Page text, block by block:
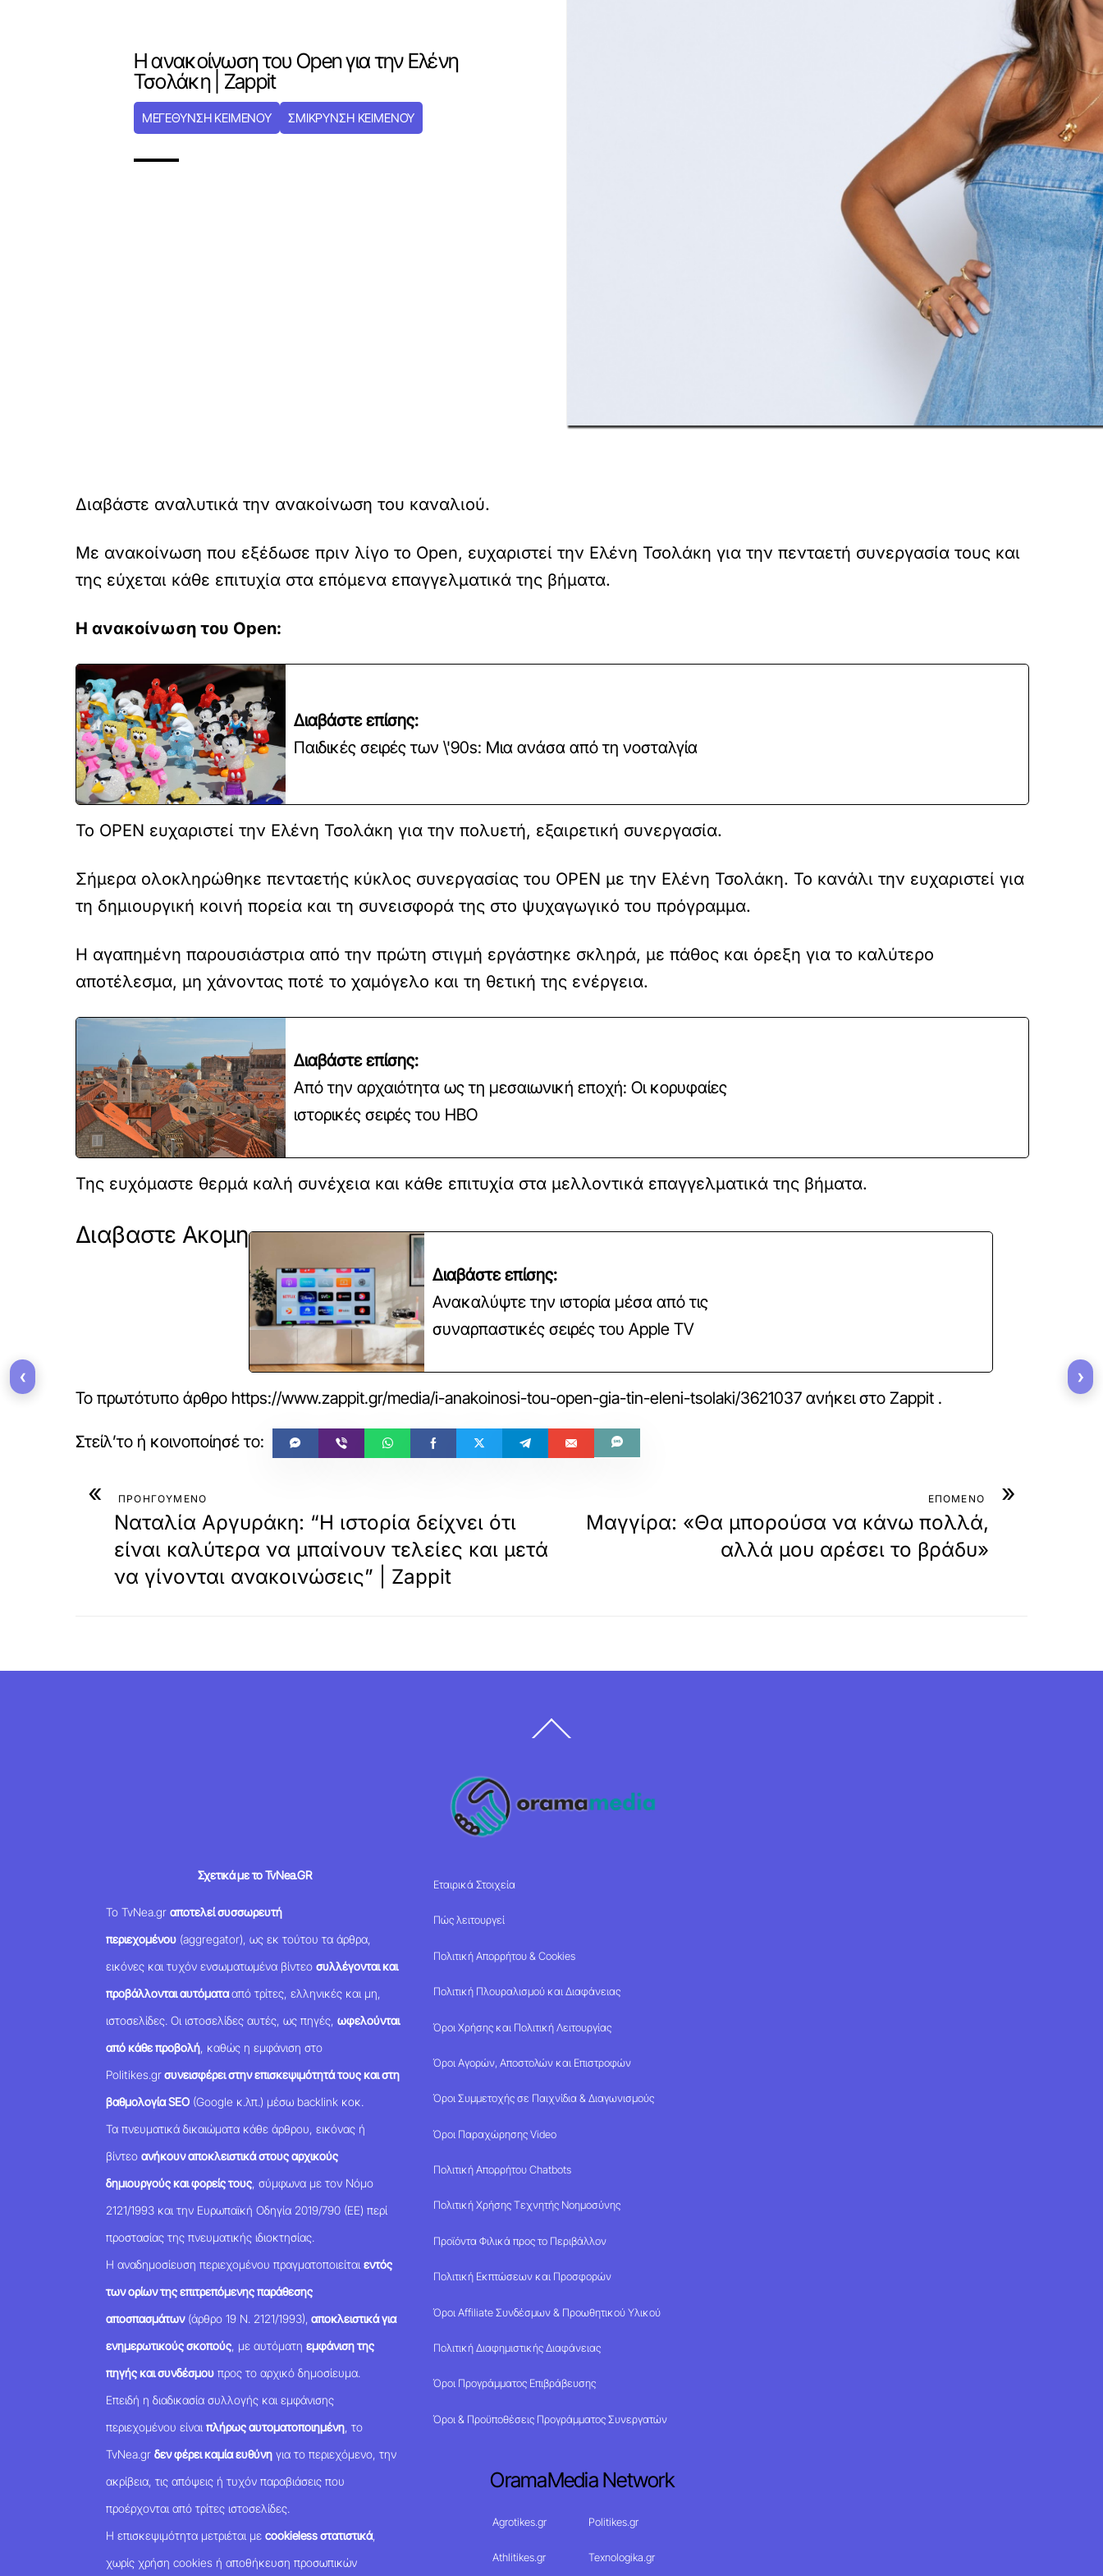
Η ανακοίνωση του Open για την Ελένη
Τσολάκη | Zappit
ΜΕΓΕΘΥΝΣΗ ΚΕΙΜΕΝΟΥ ΣΜΙΚΡΥΝΣΗ ΚΕΙΜΕΝΟΥ
Διαβάστε αναλυτικά την ανακοίνωση του καναλιού.
Με ανακοίνωση που εξέδωσε πριν λίγο το Open, ευχαριστεί την Ελένη Τσολάκη για την πενταετή συνεργασία τους και
της εύχεται κάθε επιτυχία στα επόμενα επαγγελματικά της βήματα.
Η ανακοίνωση του Open:
Διαβάστε επίσης:
Παιδικές σειρές των \'90s: Μια ανάσα από τη νοσταλγία
Το OPEN ευχαριστεί την Ελένη Τσολάκη για την πολυετή, εξαιρετική συνεργασία.
Σήμερα ολοκληρώθηκε πενταετής κύκλος συνεργασίας του OPEN με την Ελένη Τσολάκη. Το κανάλι την ευχαριστεί για
τη δημιουργική κοινή πορεία και τη συνεισφορά της στο ψυχαγωγικό του πρόγραμμα.
Η αγαπημένη παρουσιάστρια από την πρώτη στιγμή εργάστηκε σκληρά, με πάθος και όρεξη για το καλύτερο
αποτέλεσμα, μη χάνοντας ποτέ το χαμόγελο και τη θετική της ενέργεια.
Διαβάστε επίσης:
Από την αρχαιότητα ως τη μεσαιωνική εποχή: Οι κορυφαίες
ιστορικές σειρές του HBO
Της ευχόμαστε θερμά καλή συνέχεια και κάθε επιτυχία στα μελλοντικά επαγγελματικά της βήματα.
Διαβαστε Ακομη
Διαβάστε επίσης:
Ανακαλύψτε την ιστορία μέσα από τις
συναρπαστικές σειρές του Apple TV
Το πρωτότυπο άρθρο https://www.zappit.gr/media/i-anakoinosi-tou-open-gia-tin-eleni-tsolaki/3621037 ανήκει στο Zappit .
« ΠΡΟΗΓΟΥΜΕΝΟ
Ναταλία Αργυράκη: “Η ιστορία δείχνει ότι
είναι καλύτερα να μπαίνουν τελείες και μετά
να γίνονται ανακοινώσεις” | Zappit
»
ΕΠΟΜΕΝΟ
Μαγγίρα: «Θα μπορούσα να κάνω πολλά,
αλλά μου αρέσει το βράδυ»
Back
To
Σχετικά με το TvNea.GR
Το TvNea.grαποτελεί συσσωρευτή
περιεχομένου (aggregator), ως εκ τούτου τα άρθρα,
εικόνες και τυχόν ενσωματωμένα βίντεοσυλλέγονται και
προβάλλονται αυτόματααπό τρίτες, ελληνικές και μη,
ιστοσελίδες. Οι ιστοσελίδες αυτές, ως πηγές,ωφελούνται
από κάθε προβολή , καθώς η εμφάνιση στο
Politikes.grσυνεισφέρει στην επισκεψιμότητά τους και στη
βαθμολογία SEO (Google κ.λπ.) μέσω backlink κοκ.
Τα πνευματικά δικαιώματα κάθε άρθρου, εικόνας ή
βίντεοανήκουν αποκλειστικά στους αρχικούς
δημιουργούς και φορείς τους , σύμφωνα με τον Νόμο
2121/1993 και την Ευρωπαϊκή Οδηγία 2019/790 (ΕΕ) περί
προστασίας της πνευματικής ιδιοκτησίας.
Η αναδημοσίευση περιεχομένου πραγματοποιείταιεντός
των ορίων της επιτρεπόμενης παράθεσης
αποσπασμάτων(άρθρο 19 Ν. 2121/1993), αποκλειστικά για
ενημερωτικούς σκοπούς , με αυτόματηεμφάνιση της
πηγής και συνδέσμου προς το αρχικό δημοσίευμα.
Επειδή η διαδικασία συλλογής και εμφάνισης
περιεχομένου είναιπλήρως αυτοματοποιημένη , το
TvNea.grδεν φέρει καμία ευθύνη για το περιεχόμενο, την
ακρίβεια, τις απόψεις ή τυχόν παραβιάσεις που
προέρχονται από τρίτες ιστοσελίδες.
Η επισκεψιμότητα μετριέται μεcookieless στατιστικά,
χωρίς χρήση cookies ή αποθήκευση προσωπικών
Εταιρικά Στοιχεία
Πώς λειτουργεί
Πολιτική Απορρήτου & Cookies
Πολιτική Πλουραλισμού και Διαφάνειας
Όροι Χρήσης και Πολιτική Λειτουργίας
Όροι Αγορών, Αποστολών και Επιστροφών
Όροι Συμμετοχής σε Παιχνίδια & Διαγωνισμούς
Όροι Παραχώρησης Video
Πολιτική Απορρήτου Chatbots
Πολιτική Χρήσης Τεχνητής Νοημοσύνης
Προϊόντα Φιλικά προς το Περιβάλλον
Πολιτική Εκπτώσεων και Προσφορών
Όροι Affiliate Συνδέσμων & Προωθητικού Υλικού
Πολιτική Διαφημιστικής Διαφάνειας
Όροι Προγράμματος Επιβράβευσης
Όροι & Προϋποθέσεις Προγράμματος Συνεργατών
OramaMedia Network
Agrotikes.gr Politikes.gr
Athlitikes.gr Texnologika.gr
‹ ›